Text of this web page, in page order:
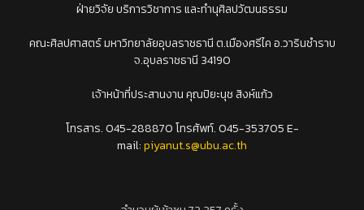
ฝ่ายวิจัย บริการวิชาการ และทำนุศิลปวัฒนธรรม
คณะศิลปศาสตร์ มหาวิทยาลัยอุบลราชธานี ต.เมืองศรีไค อ.วารินชำราบ
จ.อุบลราชธานี 34190
เจ้าหน้าที่ประสานงาน คุณปิยะนุช สิงห์แก้ว
โทรสาร. 045-288870 โทรศัพท์. 045-353705 E-
mail:piyanut.s@ubu.ac.th